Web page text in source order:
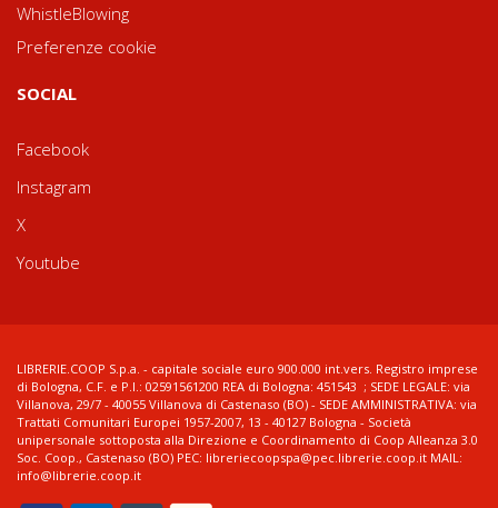
WhistleBlowing
Preferenze cookie
SOCIAL
Facebook
Instagram
X
Youtube
LIBRERIE.COOP S.p.a. - capitale sociale euro 900.000 int.vers. Registro imprese
di Bologna, C.F. e P.I.: 02591561200 REA di Bologna: 451543 ; SEDE LEGALE: via
Villanova, 29/7 - 40055 Villanova di Castenaso (BO) - SEDE AMMINISTRATIVA: via
Trattati Comunitari Europei 1957-2007, 13 - 40127 Bologna - Società
unipersonale sottoposta alla Direzione e Coordinamento di Coop Alleanza 3.0
Soc. Coop., Castenaso (BO) PEC: libreriecoopspa@pec.librerie.coop.it MAIL:
info@librerie.coop.it